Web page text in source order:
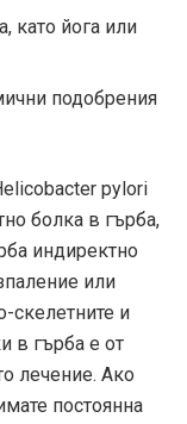
като йога или
подобрения
pylori
болка в гърба,
индиректно
или
скелетните и
в гърба е от
лечение. Ако
постоянна